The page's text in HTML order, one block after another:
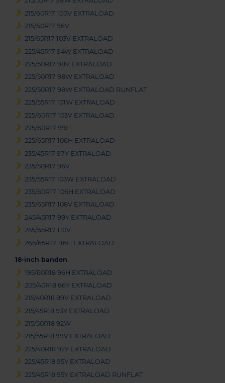
215/60R17 100V EXTRALOAD
215/60R17 96V
215/65R17 103V EXTRALOAD
225/45R17 94W EXTRALOAD
225/50R17 98V EXTRALOAD
225/50R17 98W EXTRALOAD
225/50R17 98W EXTRALOAD RUNFLAT
225/55R17 101W EXTRALOAD
225/60R17 103V EXTRALOAD
225/60R17 99H
225/65R17 106H EXTRALOAD
235/45R17 97Y EXTRALOAD
235/50R17 96V
235/55R17 103W EXTRALOAD
235/60R17 106H EXTRALOAD
235/65R17 108V EXTRALOAD
245/45R17 99Y EXTRALOAD
255/65R17 110V
265/65R17 116H EXTRALOAD
18-inch banden
195/60R18 96H EXTRALOAD
205/40R18 86Y EXTRALOAD
215/40R18 89V EXTRALOAD
215/45R18 93Y EXTRALOAD
215/50R18 92W
215/55R18 99V EXTRALOAD
225/40R18 92Y EXTRALOAD
225/45R18 95Y EXTRALOAD
225/45R18 95Y EXTRALOAD RUNFLAT